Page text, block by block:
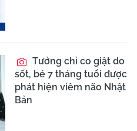
Tưởng chỉ co giật do
sốt, bé 7 tháng tuổi được
phát hiện viêm não Nhật
Bản